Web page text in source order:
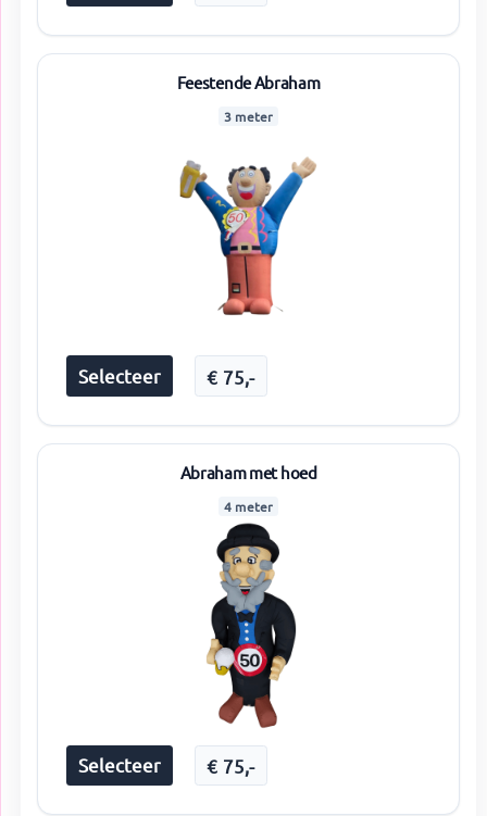
Feestende Abraham
3 meter
Selecteer € 75,-
Abraham met hoed
4 meter
Selecteer € 75,-